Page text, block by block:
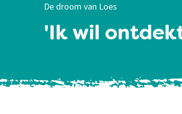
De droom van Loes
'Ik wil